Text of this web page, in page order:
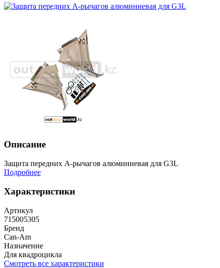
Описание
Защита передних A-рычагов алюминиевая для G3L
Подробнее
Характеристики
Артикул
715005305
Бренд
Can-Am
Назначение
Для квадроцикла
Смотреть все характеристики